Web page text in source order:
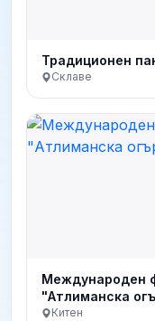
Традиционен
Склаве
Международен
"Атлиманска
Китен